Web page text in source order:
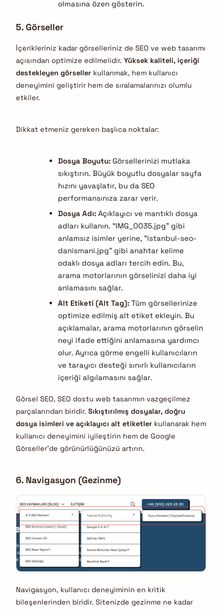
olmasına özen gösterin.
5. Görseller
İçerikleriniz kadar görselleriniz de SEO ve web tasarımı
açısından optimize edilmelidir. Yüksek kaliteli, içeriği
destekleyen görseller kullanmak, hem kullanıcı
deneyimini geliştirir hem de sıralamalarınızı olumlu
etkiler.
Dikkat etmeniz gereken başlıca noktalar:
Dosya Boyutu:Görsellerinizi mutlaka
sıkıştırın. Büyük boyutlu dosyalar sayfa
hızını yavaşlatır, bu da SEO
performansınıza zarar verir.
Dosya Adı:Açıklayıcı ve mantıklı dosya
adları kullanın. “IMG_0035.jpg” gibi
anlamsız isimler yerine, “istanbul-seo-
danismani.jpg” gibi anahtar kelime
odaklı dosya adları tercih edin. Bu,
arama motorlarının görselinizi daha iyi
anlamasını sağlar.
Alt Etiketi (Alt Tag):Tüm görsellerinize
optimize edilmiş alt etiket ekleyin. Bu
açıklamalar, arama motorlarının görselin
neyi ifade ettiğini anlamasına yardımcı
olur. Ayrıca görme engelli kullanıcıların
ve tarayıcı desteği sınırlı kullanıcıların
içeriği algılamasını sağlar.
Görsel SEO, SEO dostu web tasarımın vazgeçilmez
parçalarından biridir. Sıkıştırılmış dosyalar, doğru
dosya isimleri ve açıklayıcı alt etiketler kullanarak hem
kullanıcı deneyimini iyileştirin hem de Google
Görseller’de görünürlüğünüzü artırın.
6. Navigasyon (Gezinme)
Navigasyon, kullanıcı deneyiminin en kritik
bileşenlerinden biridir. Sitenizde gezinme ne kadar